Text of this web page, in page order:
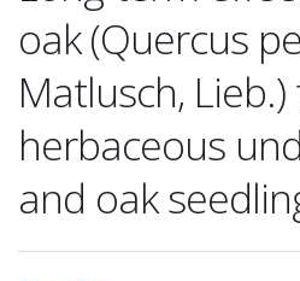
oak (Quercus
Matlusch,
herbaceous
and oak